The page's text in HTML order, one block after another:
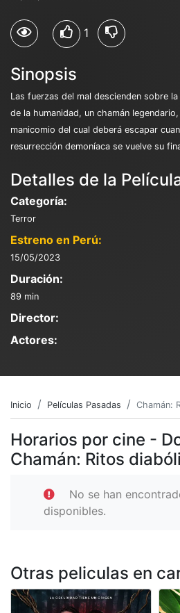
1
Sinopsis
Las fuerzas del mal descienden sobre
de la humanidad, un chamán
manicomio del cual deberá escapar
resurrección demoníaca se vuelve su
Detalles de la
Categoría:
Terror
Estreno en Perú:
15/05/2023
Duración:
89 min
Director:
Actores:
Inicio Películas Pasadas Chamán:
Horarios por cine -
Chamán: Ritos
No se han
disponibles.
Otras peliculas en